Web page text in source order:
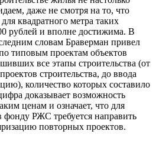
даже не смотря на то, что
квадратного метра таких
рублей и вполне достижима. В
словам Браверман привел
типовым проектам объектов
все этапы строительства (от
строительства, до ввода
количество которых составило
доказывает возможность
ценам и означает, что для
фонду РЖС требуется направить
повторных проектов.